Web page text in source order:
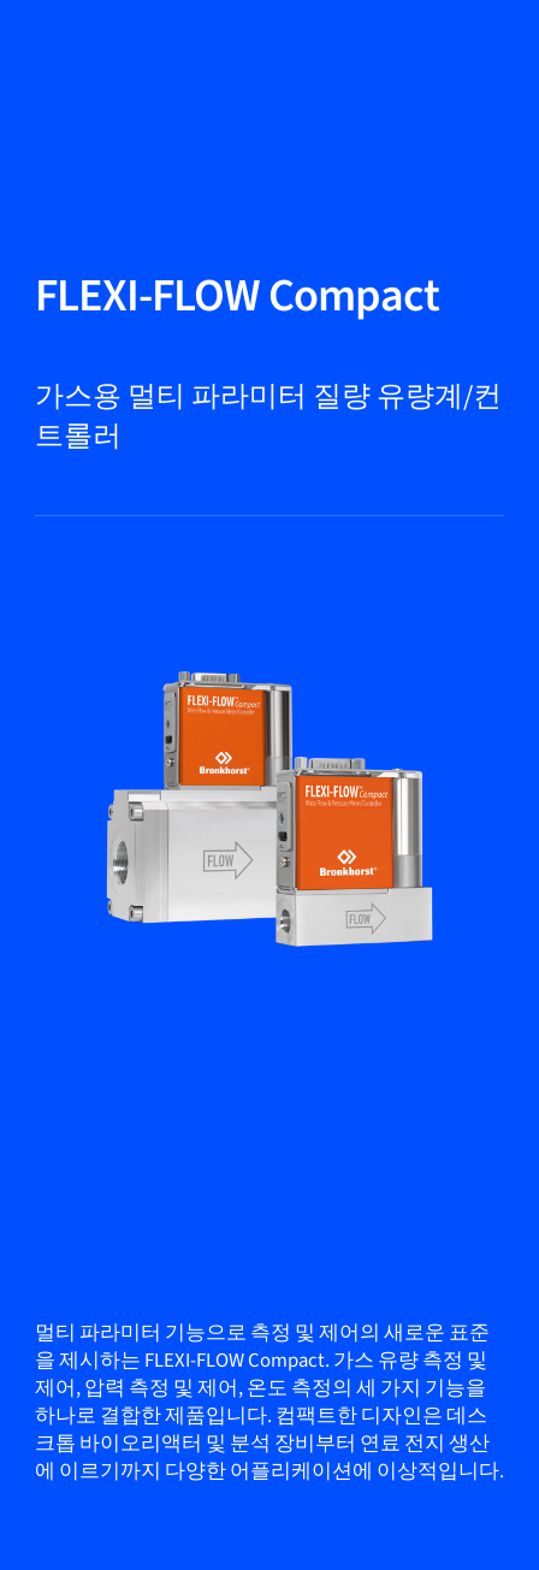
제품
마켓
Bronkhorst
연락하기
FLEXI-FLOW Compact
가스용 멀티 파라미터 질량 유량계/컨
트롤러
멀티 파라미터 기능으로 측정 및 제어의 새로운 표준
을 제시하는 FLEXI-FLOW Compact. 가스 유량 측정 및
제어, 압력 측정 및 제어, 온도 측정의 세 가지 기능을
하나로 결합한 제품입니다. 컴팩트한 디자인은 데스
크톱 바이오리액터 및 분석 장비부터 연료 전지 생산
에 이르기까지 다양한 어플리케이션에 이상적입니다.